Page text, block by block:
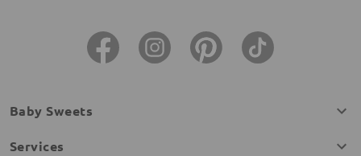
Baby Sweets
Services